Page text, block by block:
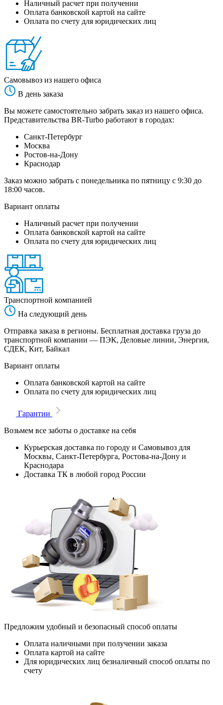
Наличный расчет при получении
Оплата банковской картой на сайте
Оплата по счету для юридических лиц
Самовывоз из нашего офиса
В день заказа
Вы можете самостоятельно забрать заказ из нашего офиса.
Представительства BR-Turbo работают в городах:
Санкт-Петербург
Москва
Ростов-на-Дону
Краснодар
Заказ можно забрать с понедельника по пятницу с 9:30 до
18:00 часов.
Вариант оплаты
Наличный расчет при получении
Оплата банковской картой на сайте
Оплата по счету для юридических лиц
Транспортной компанией
На следующий день
Отправка заказа в регионы. Бесплатная доставка груза до
транспортной компании — ПЭК, Деловые линии, Энергия,
СДЕК, Кит, Байкал
Вариант оплаты
Оплата банковской картой на сайте
Оплата по счету для юридических лиц
Гарантии
Возьмем все заботы о доставке на себя
Курьерская доставка по городу и Самовывоз для
Москвы, Санкт-Петербурга, Ростова-на-Дону и
Краснодара
Доставка ТК в любой город России
Предложим удобный и безопасный способ оплаты
Оплата наличными при получении заказа
Оплата картой на сайте
Для юридических лиц безналичный способ оплаты по
счету